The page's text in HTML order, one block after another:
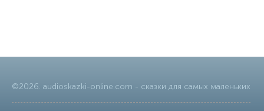
©2026. audioskazki-online.com - сказки для самых маленьких